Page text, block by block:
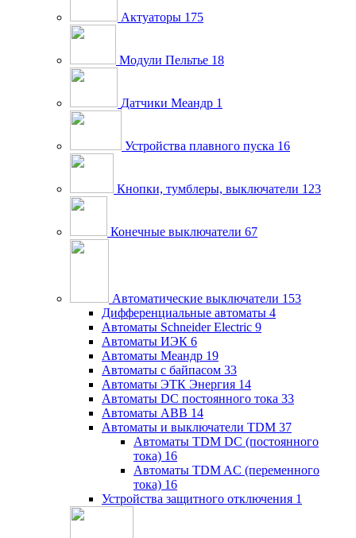
Актуаторы 175
Модули Пельтье 18
Датчики Меандр 1
Устройства плавного пуска 16
Кнопки, тумблеры, выключатели 123
Конечные выключатели 67
Автоматические выключатели 153
Дифференциальные автоматы 4
Автоматы Schneider Electric 9
Автоматы ИЭК 6
Автоматы Меандр 19
Автоматы с байпасом 33
Автоматы ЭТК Энергия 14
Автоматы DC постоянного тока 33
Автоматы ABB 14
Автоматы и выключатели TDM 37
Автоматы TDM DC (постоянного
тока) 16
Автоматы TDM AC (переменного
тока) 16
Устройства защитного отключения 1